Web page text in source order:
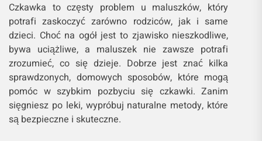
Czkawka to częsty problem u maluszków, który
potrafi zaskoczyć zarówno rodziców, jak i same
dzieci. Choć na ogół jest to zjawisko nieszkodliwe,
bywa uciążliwe, a maluszek nie zawsze potrafi
zrozumieć, co się dzieje. Dobrze jest znać kilka
sprawdzonych, domowych sposobów, które mogą
pomóc w szybkim pozbyciu się czkawki. Zanim
sięgniesz po leki, wypróbuj naturalne metody, które
są bezpieczne i skuteczne.